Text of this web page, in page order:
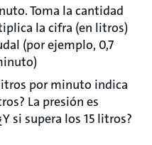
Toma la cantidad
la cifra (en litros)
(por ejemplo, 0,7
por minuto indica
La presión es
si supera los 15 litros?